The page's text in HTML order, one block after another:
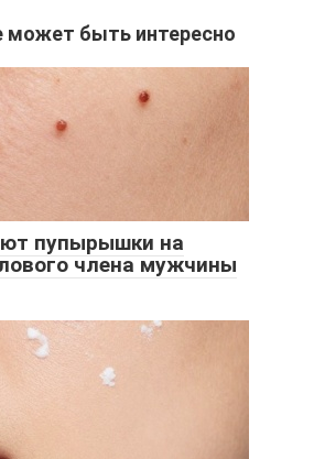
может быть интересно
пупырышки на
члена мужчины